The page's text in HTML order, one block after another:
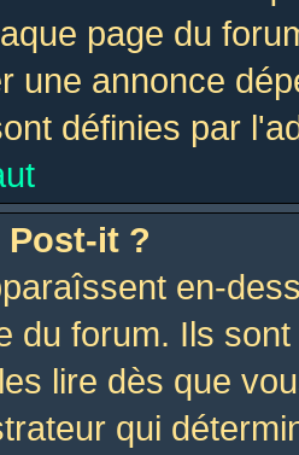
page du
une annonce
définies par
Post-it ?
en-
du forum. Ils
lire dès que
qui